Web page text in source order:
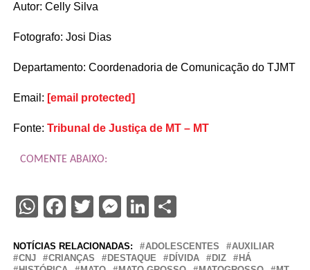
Autor: Celly Silva
Fotografo: Josi Dias
Departamento: Coordenadoria de Comunicação do TJMT
Email: [email protected]
Fonte: Tribunal de Justiça de MT – MT
COMENTE ABAIXO:
WhatsApp
Facebook
TwitterMessenger
LinkedIn
NOTÍCIAS RELACIONADAS: ADOLESCENTES
AUXILIAR
CNJ
CRIANÇAS DESTAQUE DÍVIDA DIZ
HÁ